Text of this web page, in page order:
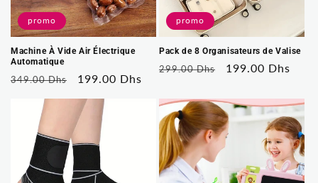
promo
Machine À Vide Air Électrique
Automatique
Prix
349.00 Dhs
Prix
199.00 Dhs
promo
Pack de 8 Organisateurs de Valise
Prix
299.00 Dhs
Prix
199.00 Dhs